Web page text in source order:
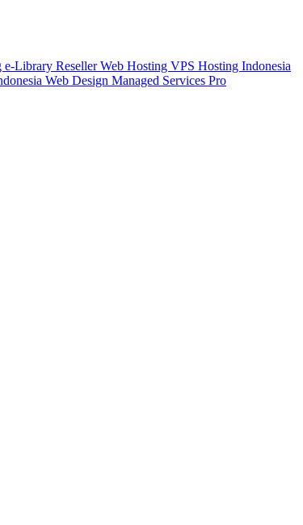
e-Library Reseller Web Hosting VPS Hosting Indonesia
Web Design Managed Services Pro